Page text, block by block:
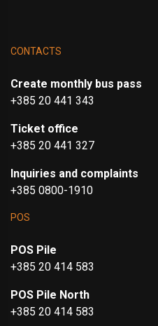
CONTACTS
Create monthly bus pass
+385 20 441 343
Ticket office
+385 20 441 327
Inquiries and complaints
+385 0800-1910
POS
POS Pile
+385 20 414 583
POS Pile North
+385 20 414 583